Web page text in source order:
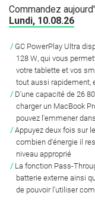
Commandez
Lundi, 10.08.26
GC PowerPlay Ultra
128 W, qui vous
votre tablette et vos
tout aussi rapidement,
D'une capacité de 26
charger un MacBook
pouvez l'emmener
Appuyez deux fois sur
combien d'énergie il
niveau approprié
La fonction Pass-
batterie externe ainsi
de pouvoir l'utiliser